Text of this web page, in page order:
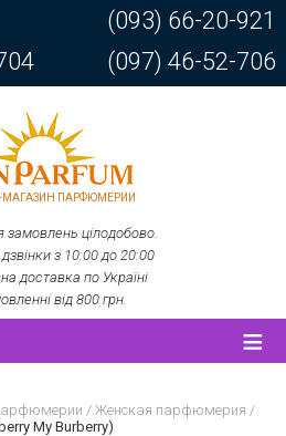
(093) 66-20-921
(097) 46-52-706
МАГАЗИН ПАРФЮМЕРИИ
цілодобово.
з 10:00 до 20:00
доставка по Україні
від 800 грн.
/ Женская парфюмерия /
My Burberry)